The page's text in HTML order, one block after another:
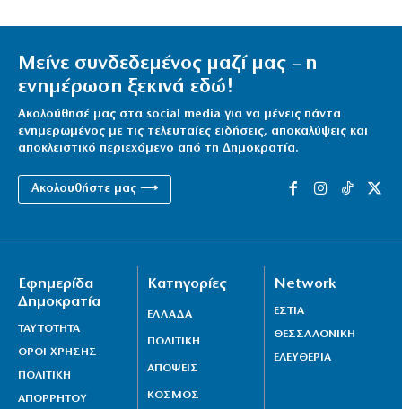
Μείνε συνδεδεμένος μαζί μας – η
ενημέρωση ξεκινά εδώ!
Ακολούθησέ μας στα social media για να μένεις πάντα
ενημερωμένος με τις τελευταίες ειδήσεις, αποκαλύψεις και
αποκλειστικό περιεχόμενο από τη Δημοκρατία.
Ακολουθήστε μας ⟶
Εφημερίδα
Δημοκρατία
ΤΑΥΤΟΤΗΤΑ
ΟΡΟΙ ΧΡΗΣΗΣ
ΠΟΛΙΤΙΚΗ
ΑΠΟΡΡΗΤΟΥ
Κατηγορίες
ΕΛΛΑΔΑ
ΠΟΛΙΤΙΚΗ
ΑΠΟΨΕΙΣ
ΚΟΣΜΟΣ
Network
ΕΣΤΙΑ
ΘΕΣΣΑΛΟΝΙΚΗ
ΕΛΕΥΘΕΡΙΑ